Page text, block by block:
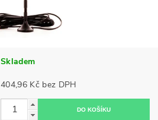
Skladem
404,96 Kč bez DPH